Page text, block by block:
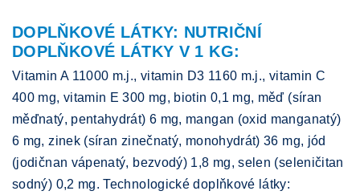
DOPLŇKOVÉ LÁTKY: NUTRIČNÍ
DOPLŇKOVÉ LÁTKY V 1 KG:
Vitamin A 11000 m.j., vitamin D3 1160 m.j., vitamin C
400 mg, vitamin E 300 mg, biotin 0,1 mg, měď (síran
měďnatý, pentahydrát) 6 mg, mangan (oxid manganatý)
6 mg, zinek (síran zinečnatý, monohydrát) 36 mg, jód
(jodičnan vápenatý, bezvodý) 1,8 mg, selen (seleničitan
sodný) 0,2 mg. Technologické doplňkové látky: